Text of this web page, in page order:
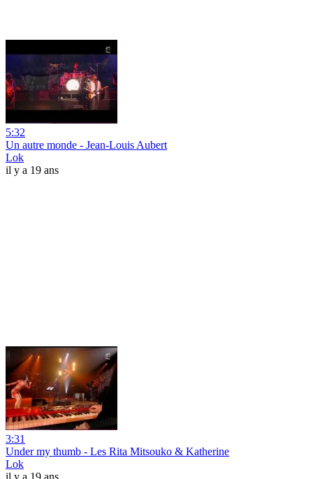
5:32
Un autre monde - Jean-Louis Aubert
Lok
il y a 19 ans
3:31
Under my thumb - Les Rita Mitsouko & Katherine
Lok